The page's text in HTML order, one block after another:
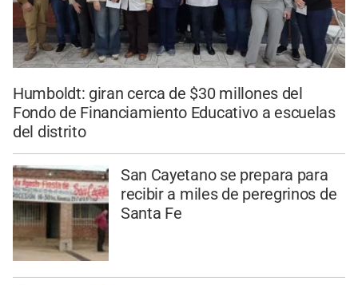
Humboldt: giran cerca de $30 millones del
Fondo de Financiamiento Educativo a escuelas
del distrito
San Cayetano se prepara para
recibir a miles de peregrinos de
Santa Fe